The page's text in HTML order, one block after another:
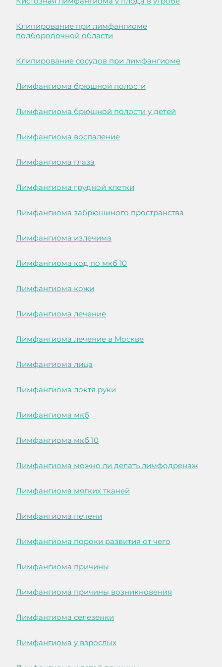
Клипирование при лимфангиоме
подбородочной области
Клипирование сосудов при лимфангиоме
Лимфангиома брюшной полости
Лимфангиома брюшной полости у детей
Лимфангиома воспаление
Лимфангиома глаза
Лимфангиома грудной клетки
Лимфангиома забрюшиного пространства
Лимфангиома излечима
Лимфангиома код по мкб 10
Лимфангиома кожи
Лимфангиома лечение
Лимфангиома лечение в Москве
Лимфангиома лица
Лимфангиома локтя руки
Лимфангиома мкб
Лимфангиома мкб 10
Лимфангиома можно ли делать лимфодренаж
Лимфангиома мягких тканей
Лимфангиома печени
Лимфангиома пороки развития от чего
Лимфангиома причины
Лимфангиома причины возникновения
Лимфангиома селезенки
Лимфангиома у взрослых